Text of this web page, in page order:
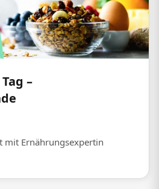
–
mit Ernährungsexpertin